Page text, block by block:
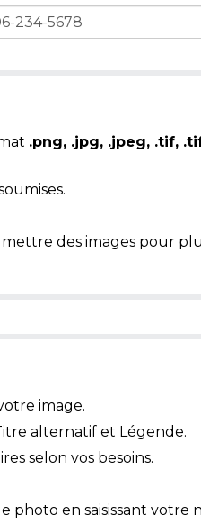
.png, .jpg, .jpeg, .tif,
des images pour
image.
alternatif et Légende.
selon vos besoins.
photo en saisissant votre